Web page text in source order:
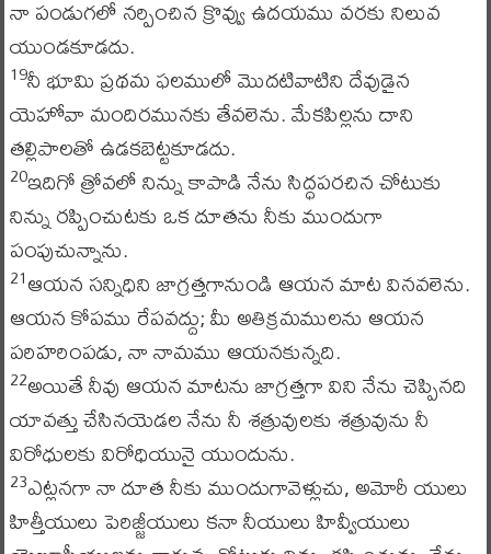
నా పండుగలో నర్పించిన క్రొవ్వు ఉదయము వరకు నిలువ
యుండకూడదు.
19నీ భూమి ప్రథమ ఫలములో మొదటివాటిని దేవుడైన
యెహోవా మందిరమునకు తేవలెను. మేకపిల్లను దాని
తల్లిపాలతో ఉడకబెట్టకూడదు.
20ఇదిగో త్రోవలో నిన్ను కాపాడి నేను సిద్ధపరచిన చోటుకు
నిన్ను రప్పించుటకు ఒక దూతను నీకు ముందుగా
పంపుచున్నాను.
21ఆయన సన్నిధిని జాగ్రత్తగానుండి ఆయన మాట వినవలెను.
ఆయన కోపము రేపవద్దు; మీ అతిక్రమములను ఆయన
పరిహరింపడు, నా నామము ఆయనకున్నది.
22అయితే నీవు ఆయన మాటను జాగ్రత్తగా విని నేను చెప్పినది
యావత్తు చేసినయెడల నేను నీ శత్రువులకు శత్రువును నీ
విరోధులకు విరోధియునై యుందును.
23ఎట్లనగా నా దూత నీకు ముందుగావెళ్లుచు, అమోరీ యులు
హిత్తీయులు పెరిజ్జీయులు కనా నీయులు హివ్వీయులు